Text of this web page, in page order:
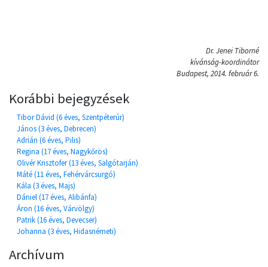
Dr. Jenei Tiborné
kívánság-koordinátor
Budapest, 2014. február 6.
Korábbi bejegyzések
Tibor Dávid (6 éves, Szentpéterúr)
János (3 éves, Debrecen)
Adrián (6 éves, Pilis)
Regina (17 éves, Nagykőrös)
Olivér Krisztofer (13 éves, Salgótarján)
Máté (11 éves, Fehérvárcsurgó)
Kála (3 éves, Majs)
Dániel (17 éves, Alibánfa)
Áron (16 éves, Várvölgy)
Patrik (16 éves, Devecser)
Johanna (3 éves, Hidasnémeti)
Archívum